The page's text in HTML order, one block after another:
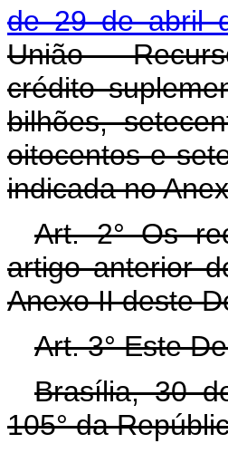
de 29 de abril
União -
crédito
bilhões,
oitocentos e
indicada no
Art. 2° Os
artigo anterior
Anexo II deste
Art. 3° Este
Brasília, 30
105° da